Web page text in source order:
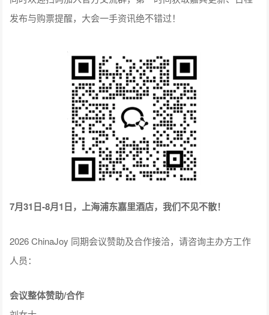
发布与购票提醒，大会一手资讯绝不错过！
7月31日-8月1日，上海浦东嘉里酒店，我们不见不散！
2026 ChinaJoy 同期会议赞助及合作接洽，请咨询主办方工作
人员：
会议整体赞助/合作